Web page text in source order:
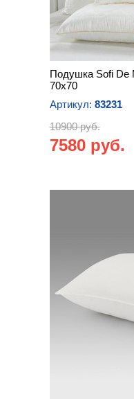
Подушка Sofi De
70х70
Артикул: 83231
10900 руб.
7580 руб.